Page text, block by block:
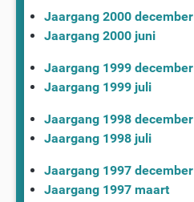
Jaargang 2000 december
Jaargang 2000 juni
Jaargang 1999 december
Jaargang 1999 juli
Jaargang 1998 december
Jaargang 1998 juli
Jaargang 1997 december
Jaargang 1997 maart